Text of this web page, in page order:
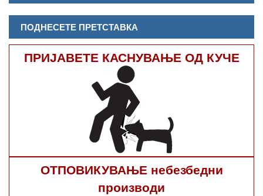
ПОДНЕСЕТЕ ПРЕТСТАВКА
ПРИЈАВЕТЕ КАСНУВАЊЕ ОД КУЧЕ
ОТПОВИКУВАЊЕ небезбедни
производи